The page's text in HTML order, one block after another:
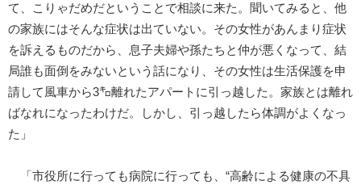
て、こりゃだめだということで相談に来た。聞いてみると、他
の家族にはそんな症状は出ていない。その女性があんまり症状
を訴えるものだから、息子夫婦や孫たちと仲が悪くなって、結
局誰も面倒をみないという話になり、その女性は生活保護を申
請して風車から3㌔離れたアパートに引っ越した。家族とは離れ
ばなれになったわけだ。しかし、引っ越したら体調がよくなっ
た」
「市役所に行っても病院に行っても、“高齢による健康の不具